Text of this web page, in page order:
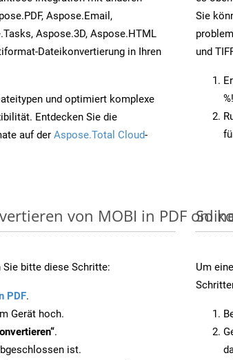
Aspose.Email,
Aspose.3D, Aspose.HTML
Dateikonvertierung in Ihren
und optimiert komplexe
Entdecken Sie die
auf der Aspose.Total Cloud-
Sie
und
von MOBI in PDF
Sie bitte diese Schritte:
PDF.
Gerät hoch.
.
ist.
So
Um